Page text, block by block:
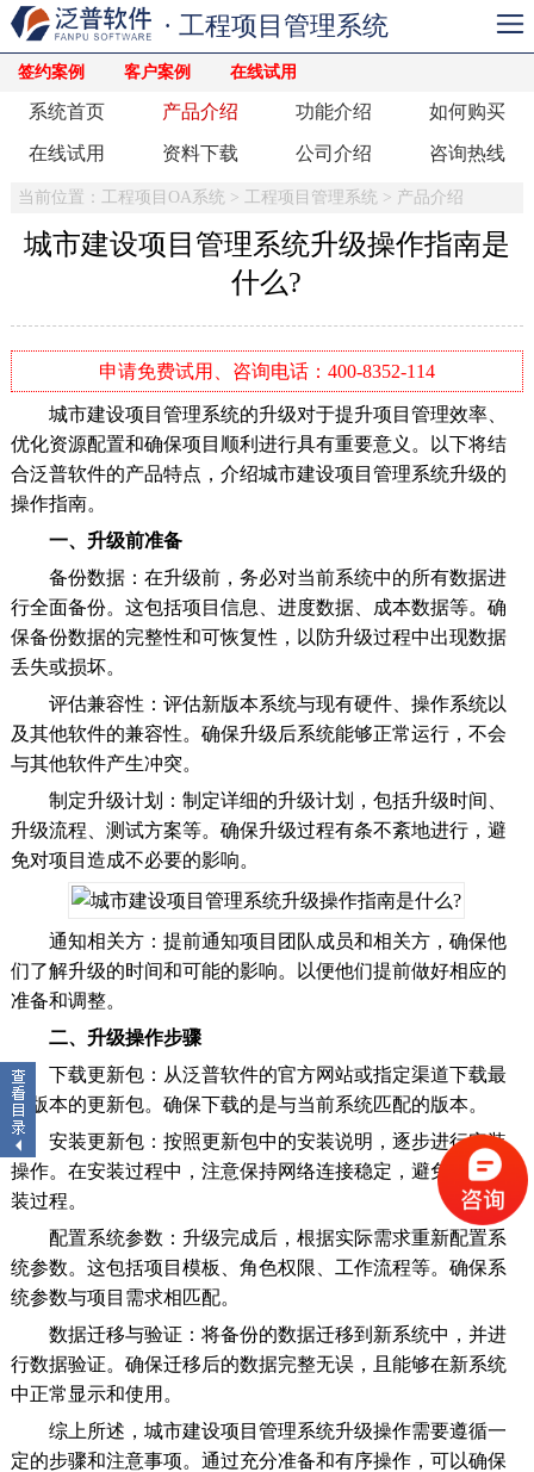
签约案例 客户案例 在线试用
· 工程项目管理系统
系统首页 产品介绍 功能介绍 如何购买
在线试用 资料下载 公司介绍 咨询热线
当前位置： 工程项目OA系统 > 工程项目管理系统 > 产品介绍
城市建设项目管理系统升级操作指南是
什么?
申请免费试用、咨询电话：400-8352-114
城市建设项目管理系统的升级对于提升项目管理效率、
优化资源配置和确保项目顺利进行具有重要意义。以下将结
合泛普软件的产品特点，介绍城市建设项目管理系统升级的
操作指南。
一、升级前准备
备份数据：在升级前，务必对当前系统中的所有数据进
行全面备份。这包括项目信息、进度数据、成本数据等。确
保备份数据的完整性和可恢复性，以防升级过程中出现数据
丢失或损坏。
评估兼容性：评估新版本系统与现有硬件、操作系统以
及其他软件的兼容性。确保升级后系统能够正常运行，不会
与其他软件产生冲突。
制定升级计划：制定详细的升级计划，包括升级时间、
升级流程、测试方案等。确保升级过程有条不紊地进行，避
免对项目造成不必要的影响。
通知相关方：提前通知项目团队成员和相关方，确保他
们了解升级的时间和可能的影响。以便他们提前做好相应的
准备和调整。
二、升级操作步骤
下载更新包：从泛普软件的官方网站或指定渠道下载最
新版本的更新包。确保下载的是与当前系统匹配的版本。
安装更新包：按照更新包中的安装说明，逐步进行安装
操作。在安装过程中，注意保持网络连接稳定，避免中断安
装过程。
配置系统参数：升级完成后，根据实际需求重新配置系
统参数。这包括项目模板、角色权限、工作流程等。确保系
统参数与项目需求相匹配。
数据迁移与验证：将备份的数据迁移到新系统中，并进
行数据验证。确保迁移后的数据完整无误，且能够在新系统
中正常显示和使用。
综上所述，城市建设项目管理系统升级操作需要遵循一
定的步骤和注意事项。通过充分准备和有序操作，可以确保